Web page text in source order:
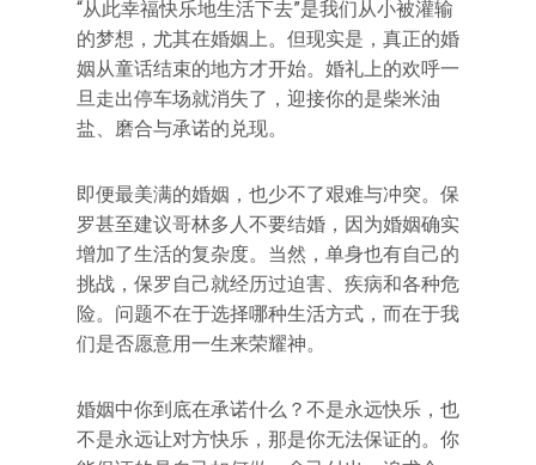
“从此幸福快乐地生活下去”是我们从小被灌输
的梦想，尤其在婚姻上。但现实是，真正的婚
姻从童话结束的地方才开始。婚礼上的欢呼一
旦走出停车场就消失了，迎接你的是柴米油
盐、磨合与承诺的兑现。
即便最美满的婚姻，也少不了艰难与冲突。保
罗甚至建议哥林多人不要结婚，因为婚姻确实
增加了生活的复杂度。当然，单身也有自己的
挑战，保罗自己就经历过迫害、疾病和各种危
险。问题不在于选择哪种生活方式，而在于我
们是否愿意用一生来荣耀神。
婚姻中你到底在承诺什么？不是永远快乐，也
不是永远让对方快乐，那是你无法保证的。你